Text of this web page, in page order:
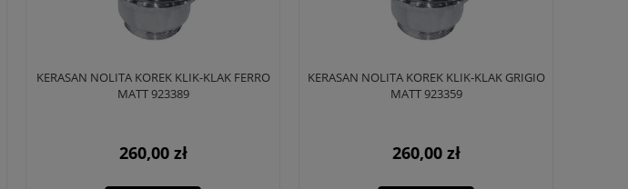
KERASAN NOLITA KOREK KLIK-KLAK FERRO
MATT 923389
260,00 zł
KERASAN NOLITA KOREK KLIK-KLAK GRIGIO
MATT 923359
260,00 zł